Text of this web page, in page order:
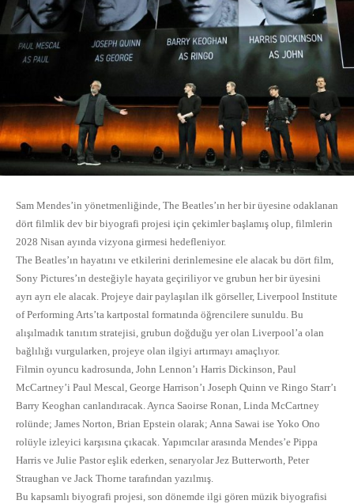
Sam Mendes’in yönetmenliğinde, The Beatles’ın her bir üyesine odaklanan
dört filmlik dev bir biyografi projesi için çekimler başlamış olup, filmlerin
2028 Nisan ayında vizyona girmesi hedefleniyor.
The Beatles’ın hayatını ve etkilerini derinlemesine ele alacak bu dört film,
Sony Pictures’ın desteğiyle hayata geçiriliyor ve grubun her bir üyesini
ayrı ayrı ele alacak. Projeye dair paylaşılan ilk görseller, Liverpool Institute
of Performing Arts’ta kartpostal formatında öğrencilere sunuldu. Bu
alışılmadık tanıtım stratejisi, grubun doğduğu yer olan Liverpool’a olan
bağlılığı vurgularken, projeye olan ilgiyi artırmayı amaçlıyor.
Filmin oyuncu kadrosunda, John Lennon’ı Harris Dickinson, Paul
McCartney’i Paul Mescal, George Harrison’ı Joseph Quinn ve Ringo Starr’ı
Barry Keoghan canlandıracak. Ayrıca Saoirse Ronan, Linda McCartney
rolünde; James Norton, Brian Epstein olarak; Anna Sawai ise Yoko Ono
rolüyle izleyici karşısına çıkacak. Yapımcılar arasında Mendes’e Pippa
Harris ve Julie Pastor eşlik ederken, senaryolar Jez Butterworth, Peter
Straughan ve Jack Thorne tarafından yazılmış.
Bu kapsamlı biyografi projesi, son dönemde ilgi gören müzik biyografisi